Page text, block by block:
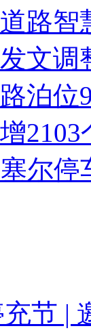
路智
文调
泊位
尔停
节 |